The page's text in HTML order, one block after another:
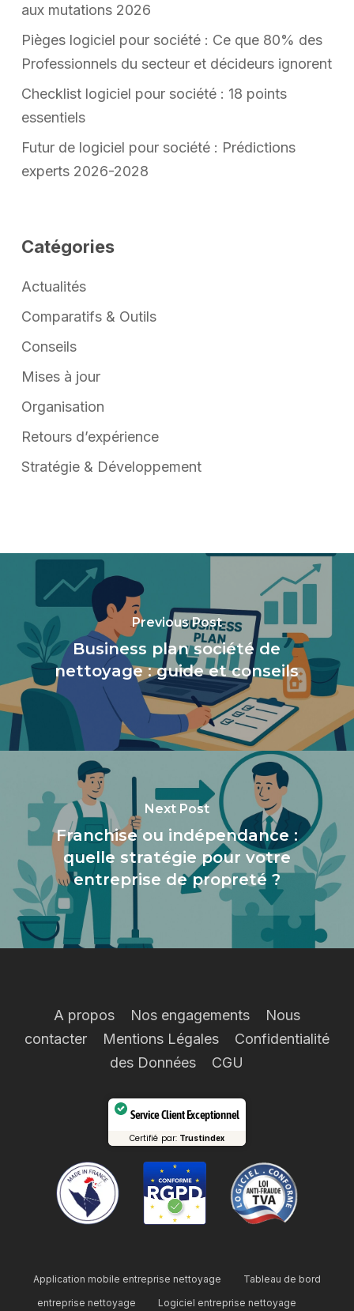
aux mutations 2026
Pièges logiciel pour société : Ce que 80% des
Professionnels du secteur et décideurs ignorent
Checklist logiciel pour société : 18 points
essentiels
Futur de logiciel pour société : Prédictions
experts 2026-2028
Catégories
Actualités
Comparatifs & Outils
Conseils
Mises à jour
Organisation
Retours d’expérience
Stratégie & Développement
Previous Post
Business plan société de
nettoyage : guide et conseils
Next Post
Franchise ou indépendance :
quelle stratégie pour votre
entreprise de propreté ?
A propos Nos engagements
Nous
contacter
Mentions Légales
Confidentialité
des Données
CGU
Service Client Exceptionnel
Certifié par: Trustindex
Application mobile entreprise nettoyage
Tableau de bord
entreprise nettoyage
Logiciel entreprise nettoyage